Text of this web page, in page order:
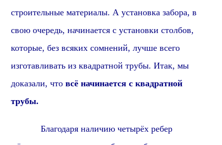
строительные материалы. А установка забора, в
свою очередь, начинается с установки столбов,
которые,без всяких сомнений, лучше всего
изготавливать из квадратной трубы. Итак, мы
доказали, чтовсё начинается с квадратной
трубы.
Благодаря наличию четырёх ребер